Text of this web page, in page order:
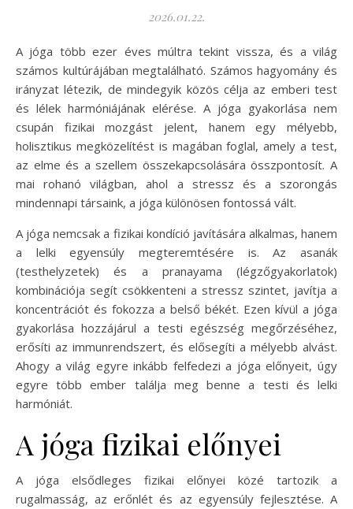
2026.01.22.
A jóga több ezer éves múltra tekint vissza, és a világ
számos kultúrájában megtalálható. Számos hagyomány és
irányzat létezik, de mindegyik közös célja az emberi test
és lélek harmóniájának elérése. A jóga gyakorlása nem
csupán fizikai mozgást jelent, hanem egy mélyebb,
holisztikus megközelítést is magában foglal, amely a test,
az elme és a szellem összekapcsolására összpontosít. A
mai rohanó világban, ahol a stressz és a szorongás
mindennapi társaink, a jóga különösen fontossá vált.
A jóga nemcsak a fizikai kondíció javítására alkalmas, hanem
a lelki egyensúly megteremtésére is. Az asanák
(testhelyzetek) és a pranayama (légzőgyakorlatok)
kombinációja segít csökkenteni a stressz szintet, javítja a
koncentrációt és fokozza a belső békét. Ezen kívül a jóga
gyakorlása hozzájárul a testi egészség megőrzéséhez,
erősíti az immunrendszert, és elősegíti a mélyebb alvást.
Ahogy a világ egyre inkább felfedezi a jóga előnyeit, úgy
egyre több ember találja meg benne a testi és lelki
harmóniát.
A jóga fizikai előnyei
A jóga elsődleges fizikai előnyei közé tartozik a
rugalmasság, az erőnlét és az egyensúly fejlesztése. A